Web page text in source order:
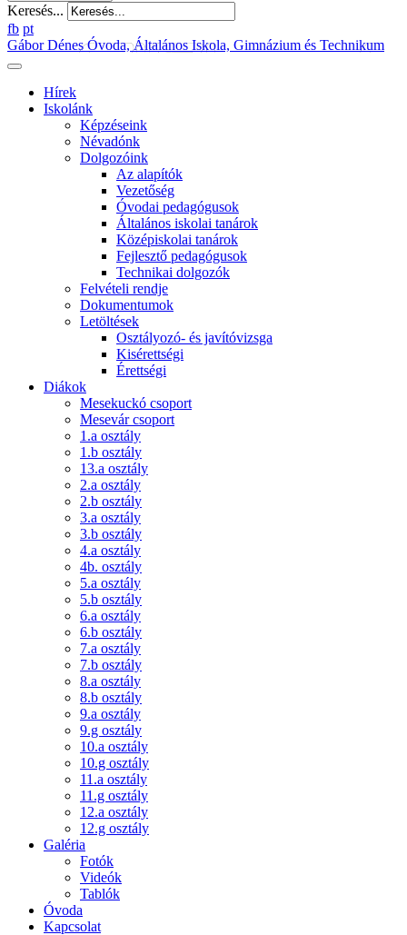
Keresés...
fb pt
Gábor Dénes Óvoda, Általános Iskola, Gimnázium és Technikum
Hírek
Iskolánk
Képzéseink
Névadónk
Dolgozóink
Az alapítók
Vezetőség
Óvodai pedagógusok
Általános iskolai tanárok
Középiskolai tanárok
Fejlesztő pedagógusok
Technikai dolgozók
Felvételi rendje
Dokumentumok
Letöltések
Osztályozó- és javítóvizsga
Kisérettségi
Érettségi
Diákok
Mesekuckó csoport
Mesevár csoport
1.a osztály
1.b osztály
13.a osztály
2.a osztály
2.b osztály
3.a osztály
3.b osztály
4.a osztály
4b. osztály
5.a osztály
5.b osztály
6.a osztály
6.b osztály
7.a osztály
7.b osztály
8.a osztály
8.b osztály
9.a osztály
9.g osztály
10.a osztály
10.g osztály
11.a osztály
11.g osztály
12.a osztály
12.g osztály
Galéria
Fotók
Videók
Tablók
Óvoda
Kapcsolat